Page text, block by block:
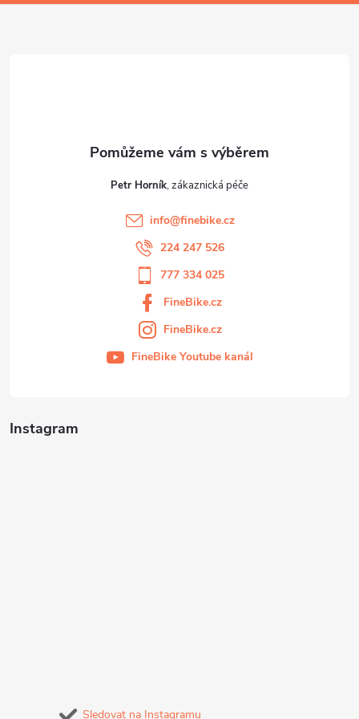
Instagram
Sledovat na Instagramu
Petr Horník
info@finebike.cz
224 247 526
777 334 025
FineBike.cz
FineBike.cz
FineBike Youtube kanál